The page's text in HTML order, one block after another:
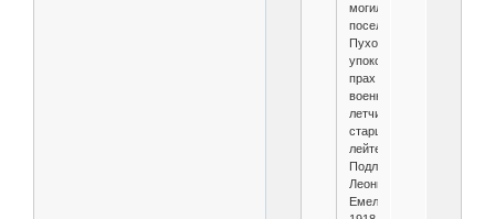
могиле
поселка
Пуховичи
упокоился
прах
военного
летчика
старшего
лейтенанта
Подлесного
Леонида
Емельяновича,